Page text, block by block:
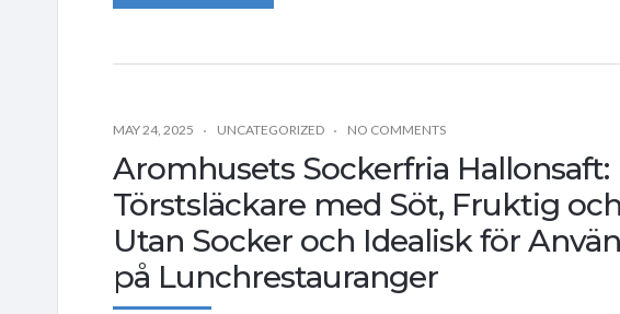
MAY 24, 2025 UNCATEGORIZED NO COMMENTS
Aromhusets Sockerfria Hallonsaft:
Törstsläckare med Söt, Fruktig
Utan Socker och Idealisk för
på Lunchrestauranger